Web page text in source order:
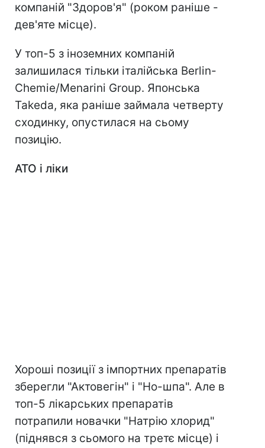
компаній "Здоров'я" (роком раніше -
дев'яте місце).
У топ-5 з іноземних компаній
залишилася тільки італійська Berlin-
Chemie/Menarini Group. Японська
Takeda, яка раніше займала четверту
сходинку, опустилася на сьому
позицію.
АТО і ліки
Хороші позиції з імпортних препаратів
зберегли "Актовегін" і "Но-шпа". Але в
топ-5 лікарських препаратів
потрапили новачки "Натрію хлорид"
(піднявся з сьомого на третє місце) і